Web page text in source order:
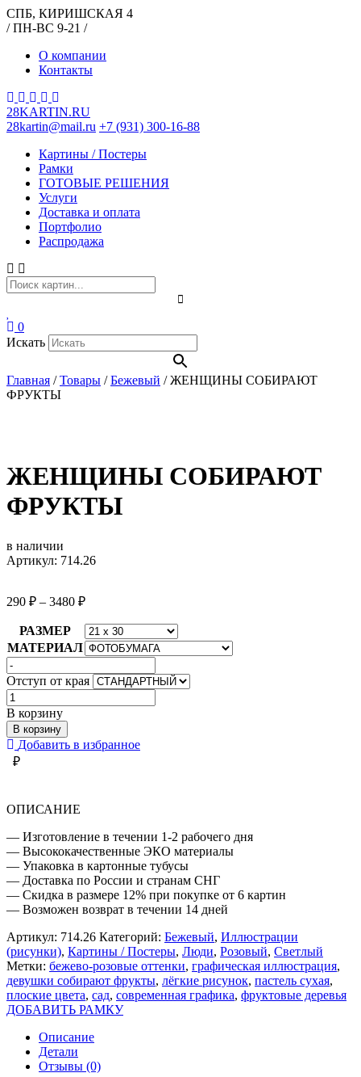
СПБ, КИРИШСКАЯ 4
/ ПН-ВС 9-21 /
О компании
Контакты
28KARTIN.RU
28kartin@mail.ru +7 (931) 300-16-88
Картины / Постеры
Рамки
ГОТОВЫЕ РЕШЕНИЯ
Услуги
Доставка и оплата
Портфолио
Распродажа
0
Искать
Главная /Товары /Бежевый /ЖЕНЩИНЫ СОБИРАЮТ
ФРУКТЫ
ЖЕНЩИНЫ СОБИРАЮТ
ФРУКТЫ
в наличии
Артикул: 714.26
290 ₽ – 3480 ₽
РАЗМЕР
МАТЕРИАЛ
Отступ от края
Количество
товара
ЖЕНЩИНЫ
СОБИРАЮТ
ФРУКТЫ
В корзину
В корзину
Добавить в избранное
₽
ОПИСАНИЕ
— Изготовление в течении 1-2 рабочего дня
— Высококачественные ЭКО материалы
— Упаковка в картонные тубусы
— Доставка по России и странам СНГ
— Скидка в размере 12% при покупке от 6 картин
— Возможен возврат в течении 14 дней
Артикул: 714.26 Категорий: Бежевый, Иллюстрации
(рисунки), Картины / Постеры, Люди, Розовый, Светлый
Метки: бежево-розовые оттенки, графическая иллюстрация,
девушки собирают фрукты, лёгкие рисунок, пастель сухая,
плоские цвета, сад, современная графика, фруктовые деревья
ДОБАВИТЬ РАМКУ
Описание
Детали
Отзывы (0)